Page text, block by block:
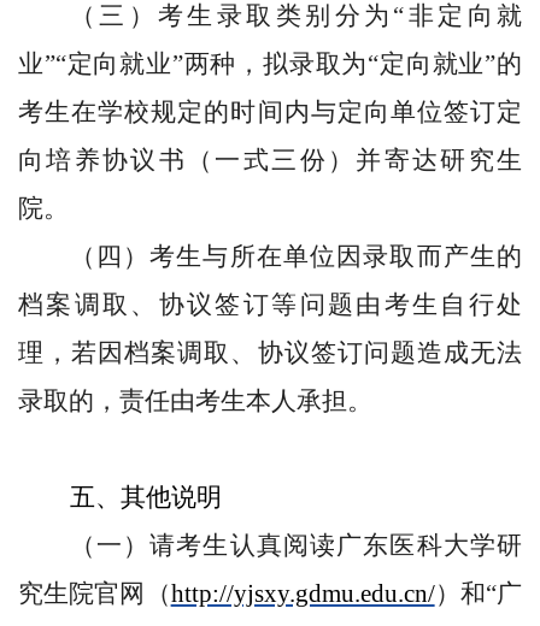
（三） 考生 录取类别 分 为“非定向就
业”“定向就业”两种 ，拟录取为“定向就业”的
考生在学校规定的时间内与定向单位签订定
向培养协议书
（一式三份）并寄达研究生
院。
（四）考生与所在单位因录取而产生的
档案调取、协议签订等 问题由考生自行处
理，若因档案调取、协议签订问题造成无法
录取的，责任由考生本人承担。
五、其他说明
（一）请考生认真阅读广东医科大学研
究生院官网（http://yjsxy.gdmu.edu.cn/）和“广